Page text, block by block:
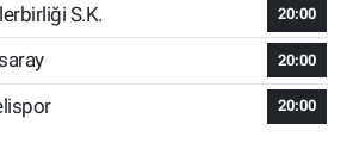
S.K. 20:00
20:00
20:00